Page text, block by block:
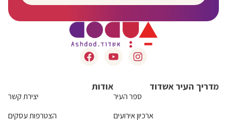
אודות
יצירת קשר
הצטרפות עסקים
מדריך העיר אשדוד
ספר העיר
ארכיון אירועים